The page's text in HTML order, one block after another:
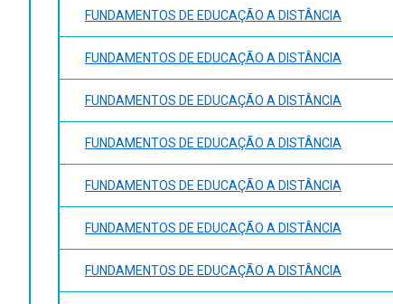
FUNDAMENTOS DE EDUCAÇÃO A DISTÂNCIA
FUNDAMENTOS DE EDUCAÇÃO A DISTÂNCIA
FUNDAMENTOS DE EDUCAÇÃO A DISTÂNCIA
FUNDAMENTOS DE EDUCAÇÃO A DISTÂNCIA
FUNDAMENTOS DE EDUCAÇÃO A DISTÂNCIA
FUNDAMENTOS DE EDUCAÇÃO A DISTÂNCIA
FUNDAMENTOS DE EDUCAÇÃO A DISTÂNCIA